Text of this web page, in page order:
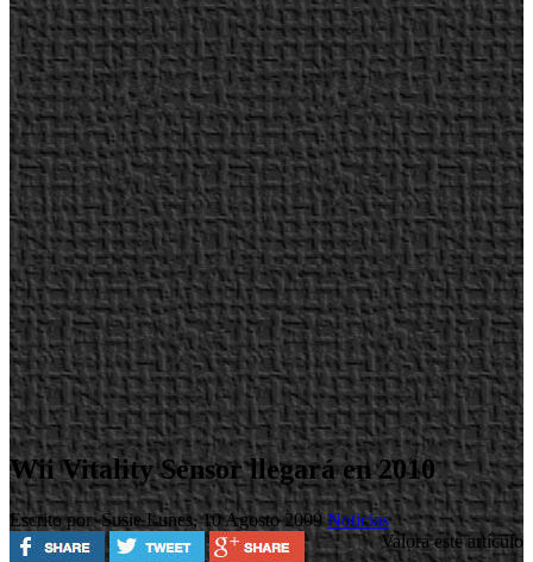
Wii Vitality Sensor llegará en 2010
Escrito por SusieLunes, 10 Agosto 2009Noticias
Valora este artículo